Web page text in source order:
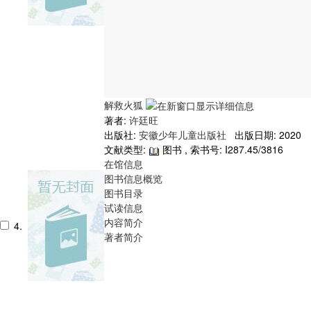
4.
解救火狐
著者: 许廷旺
出版社: 安徽少年儿童出版社
出版日期: 2020
文献类型:
图书 , 索书号: I287.45/3816
在馆信息
图书信息概览
图书目录
试读信息
内容简介
著者简介